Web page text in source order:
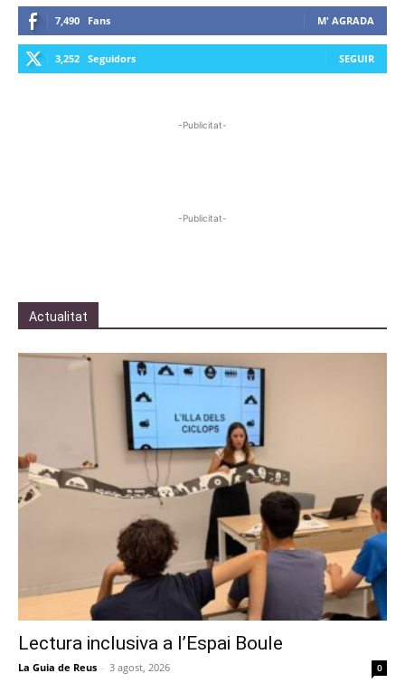
7,490 Fans M' AGRADA
3,252 Seguidors SEGUIR
-Publicitat-
-Publicitat-
Actualitat
Lectura inclusiva a l’Espai Boule
La Guia de Reus - 3 agost, 2026 0